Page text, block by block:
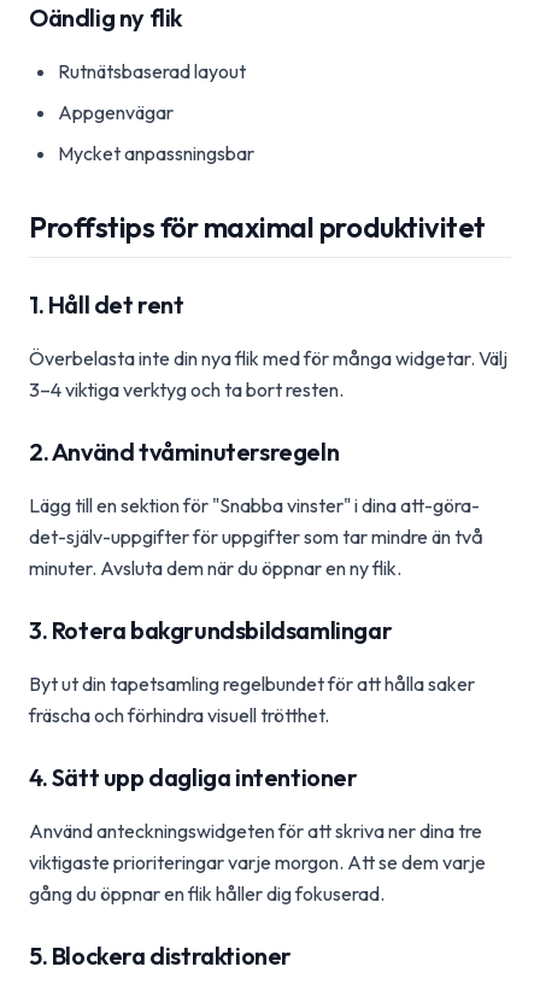
Oändlig ny flik
Rutnätsbaserad layout
Appgenvägar
Mycket anpassningsbar
Proffstips för maximal produktivitet
1. Håll det rent
Överbelasta inte din nya flik med för många widgetar. Välj
3–4 viktiga verktyg och ta bort resten.
2. Använd tvåminutersregeln
Lägg till en sektion för "Snabba vinster" i dina att-göra-
det-själv-uppgifter för uppgifter som tar mindre än två
minuter. Avsluta dem när du öppnar en ny flik.
3. Rotera bakgrundsbildsamlingar
Byt ut din tapetsamling regelbundet för att hålla saker
fräscha och förhindra visuell trötthet.
4. Sätt upp dagliga intentioner
Använd anteckningswidgeten för att skriva ner dina tre
viktigaste prioriteringar varje morgon. Att se dem varje
gång du öppnar en flik håller dig fokuserad.
5. Blockera distraktioner